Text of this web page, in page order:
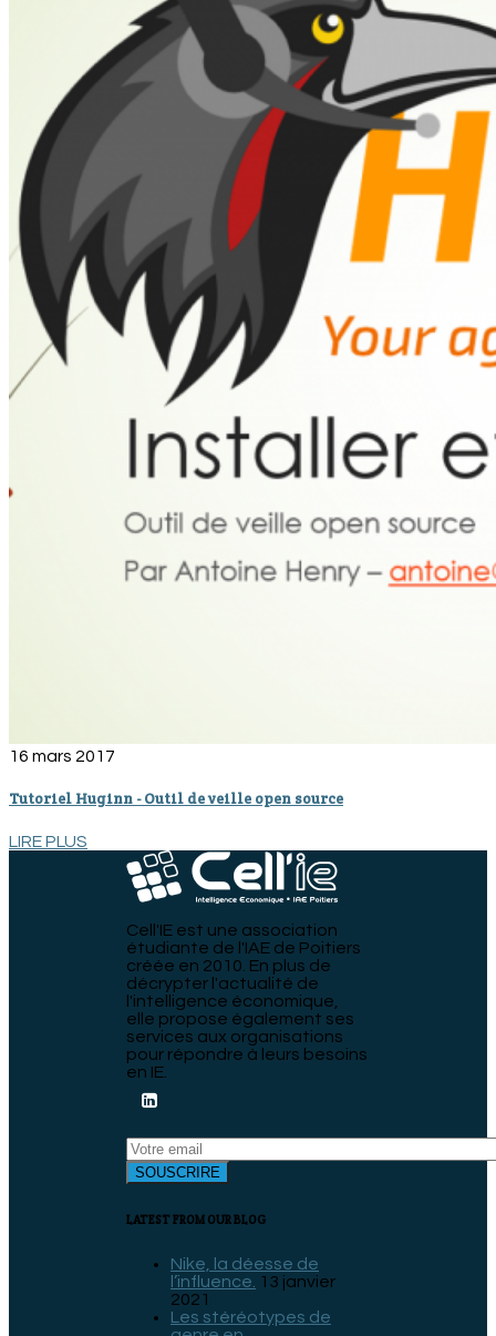
16 mars 2017
Tutoriel Huginn - Outil de veille open source
LIRE PLUS
Cell'IE est une association
étudiante de l'IAE de Poitiers
créée en 2010. En plus de
décrypter l'actualité de
l'intelligence économique,
elle propose également ses
services aux organisations
pour répondre à leurs besoins
en IE.
LATEST FROM OUR BLOG
Nike, la déesse de
l’influence. 13 janvier
2021
Les stéréotypes de